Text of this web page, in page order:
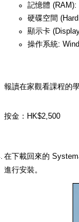
記憶體
硬碟空間
顯示卡
操作系統:
報讀在家觀看課程的
按金：HK$2,500
在下載回來的
進行安裝。